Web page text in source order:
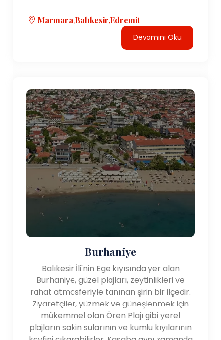
Marmara,Balıkesir,Edremit
Devamını Oku
Burhaniye
Balıkesir İli'nin Ege kıyısında yer alan
Burhaniye, güzel plajları, zeytinlikleri ve
rahat atmosferiyle tanınan şirin bir ilçedir.
Ziyaretçiler, yüzmek ve güneşlenmek için
mükemmel olan Ören Plajı gibi yerel
plajların sakin sularının ve kumlu kıyılarının